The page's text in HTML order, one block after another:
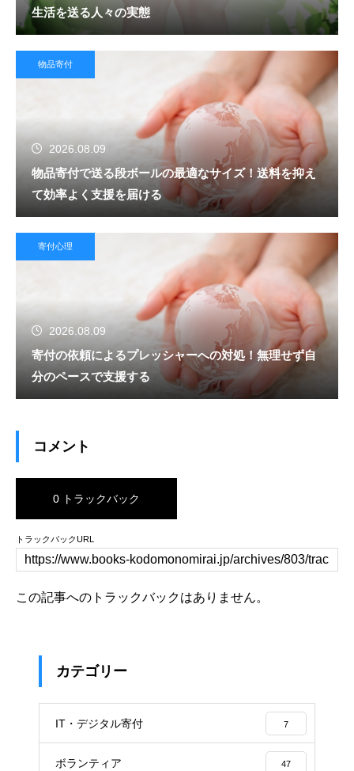
生活を送る人々の実態
物品寄付
2026.08.09
物品寄付で送る段ボールの最適なサイズ！送料を抑え
て効率よく支援を届ける
寄付心理
2026.08.09
寄付の依頼によるプレッシャーへの対処！無理せず自
分のペースで支援する
コメント
0 トラックバック
トラックバックURL
この記事へのトラックバックはありません。
カテゴリー
IT・デジタル寄付 7
ボランティア 47